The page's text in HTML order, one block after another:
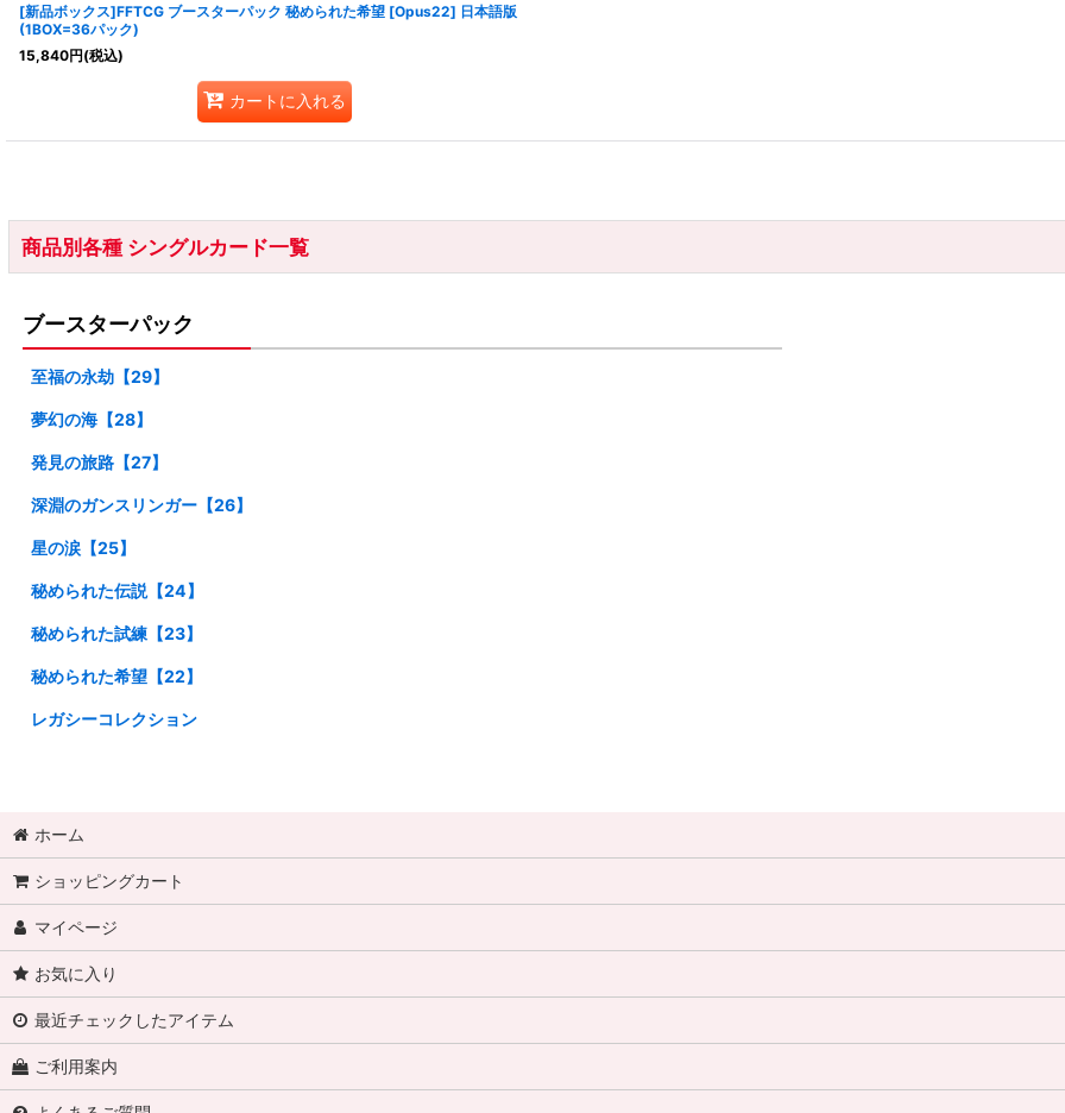
[新品ボックス]FFTCG ブースターパック 秘められた希望 [Opus22] 日本語版
(1BOX=36パック)
15,840円(税込)
カートに入れる
商品別各種 シングルカード一覧
ブースターパック
至福の永劫【29】
夢幻の海【28】
発見の旅路【27】
深淵のガンスリンガー【26】
星の涙【25】
秘められた伝説【24】
秘められた試練【23】
秘められた希望【22】
レガシーコレクション
ホーム
ショッピングカート
マイページ
お気に入り
最近チェックしたアイテム
ご利用案内